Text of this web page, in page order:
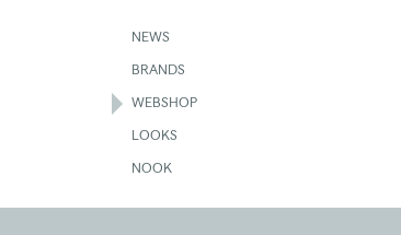
NEWS
BRANDS
WEBSHOP
LOOKS
NOOK